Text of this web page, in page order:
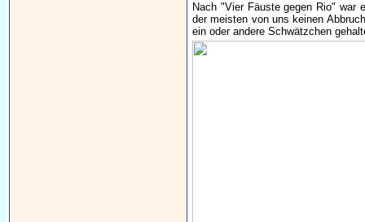
Nach "Vier Fäuste gegen Rio" war
der meisten von uns keinen
ein oder andere Schwätzchen